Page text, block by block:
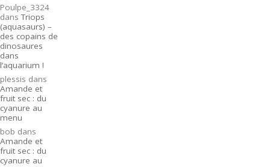
Poulpe_3324
dansTriops
(aquasaurs) –
des copains de
dinosaures
dans
l’aquarium !
plessis dans
Amande et
fruit sec : du
cyanure au
menu
bob dans
Amande et
fruit sec : du
cyanure au